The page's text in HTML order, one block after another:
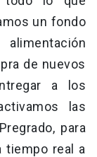
un fondo
de nuevos
a los
las
para
tiempo real a